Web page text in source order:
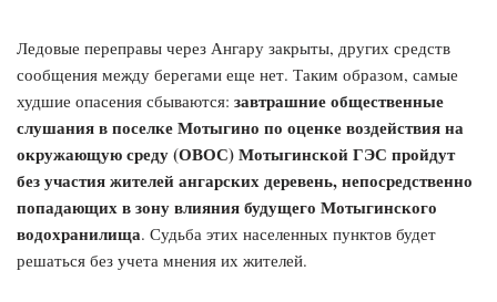
Ледовые переправы через Ангару закрыты, других средств
сообщения между берегами еще нет. Таким образом, самые
худшие опасения сбываются: завтрашние общественные
слушания в поселке Мотыгино по оценке воздействия на
окружающую среду (ОВОС) Мотыгинской ГЭС пройдут
без участия жителей ангарских деревень, непосредственно
попадающих в зону влияния будущего Мотыгинского
водохранилища. Судьба этих населенных пунктов будет
решаться без учета мнения их жителей.